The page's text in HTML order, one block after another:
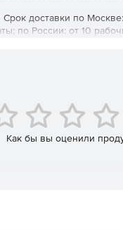
Срок доставки по
по России: от 10
Как бы вы оценили